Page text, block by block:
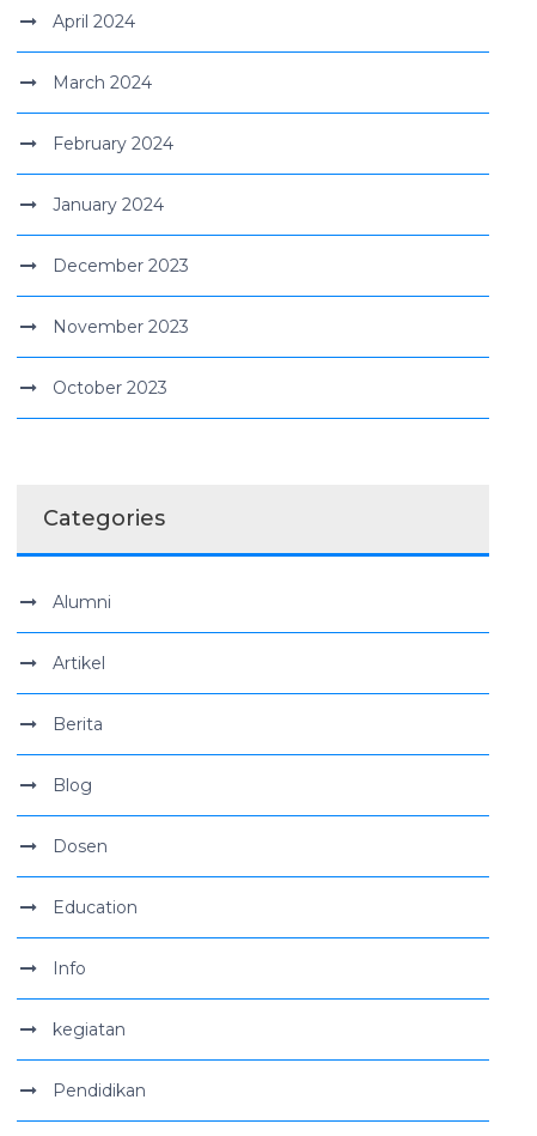
April 2024
March 2024
February 2024
January 2024
December 2023
November 2023
October 2023
Categories
Alumni
Artikel
Berita
Blog
Dosen
Education
Info
kegiatan
Pendidikan